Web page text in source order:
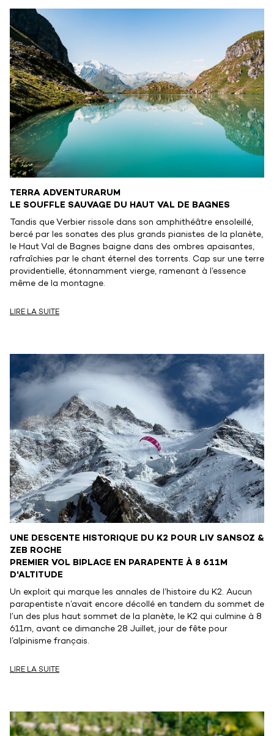
TERRA ADVENTURARUM
LE SOUFFLE SAUVAGE DU HAUT VAL DE BAGNES
Tandis que Verbier rissole dans son amphithéâtre ensoleillé,
bercé par les sonates des plus grands pianistes de la planète,
le Haut Val de Bagnes baigne dans des ombres apaisantes,
rafraîchies par le chant éternel des torrents. Cap sur une terre
providentielle, étonnamment vierge, ramenant à l’essence
même de la montagne.
LIRE LA SUITE
UNE DESCENTE HISTORIQUE DU K2 POUR LIV SANSOZ &
ZEB ROCHE
PREMIER VOL BIPLACE EN PARAPENTE À 8 611M
D'ALTITUDE
Un exploit qui marque les annales de l’histoire du K2. Aucun
parapentiste n’avait encore décollé en tandem du sommet de
l’un des plus haut sommet de la planète, le K2 qui culmine à 8
611m, avant ce dimanche 28 Juillet, jour de fête pour
l’alpinisme français.
LIRE LA SUITE